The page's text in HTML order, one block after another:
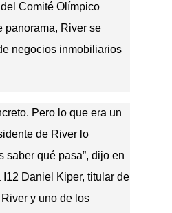
Comité Olímpico
panorama, River se
negocios inmobiliarios
Pero lo que era un
de River lo
saber qué pasa”, dijo en
Daniel Kiper, titular de
y uno de los